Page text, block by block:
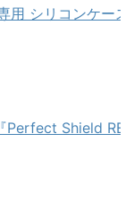
用 シリコンケー
Perfect Shield